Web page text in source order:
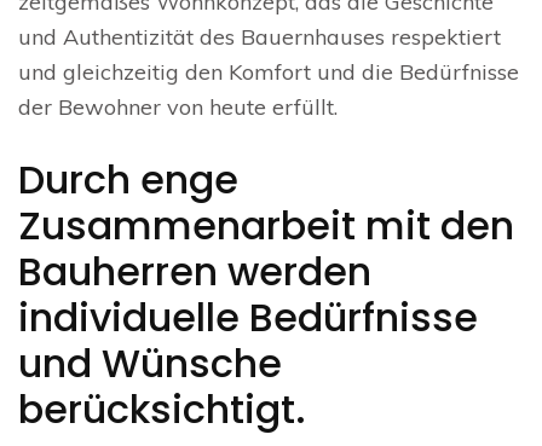
und Authentizität des Bauernhauses respektiert
und gleichzeitig den Komfort und die Bedürfnisse
der Bewohner von heute erfüllt.
Durch enge
Zusammenarbeit mit den
Bauherren werden
individuelle Bedürfnisse
und Wünsche
berücksichtigt.